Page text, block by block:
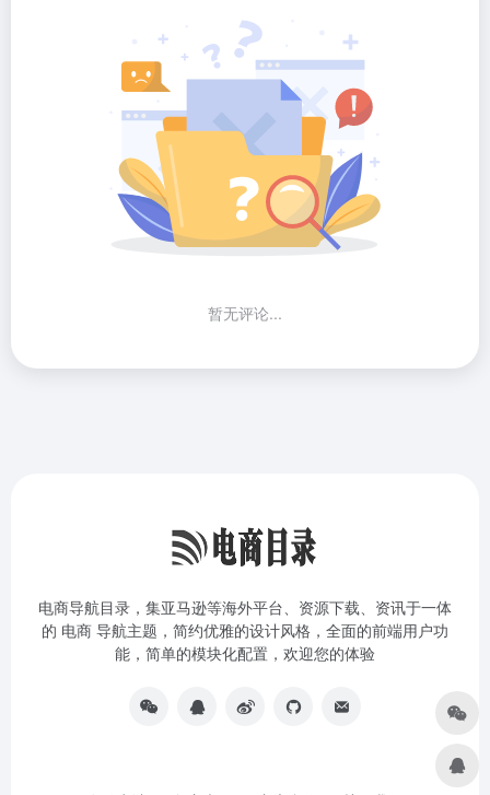
暂无评论...
电商导航目录，集亚马逊等海外平台、资源下载、资讯于一体
的 电商 导航主题，简约优雅的设计风格，全面的前端用户功
能，简单的模块化配置，欢迎您的体验